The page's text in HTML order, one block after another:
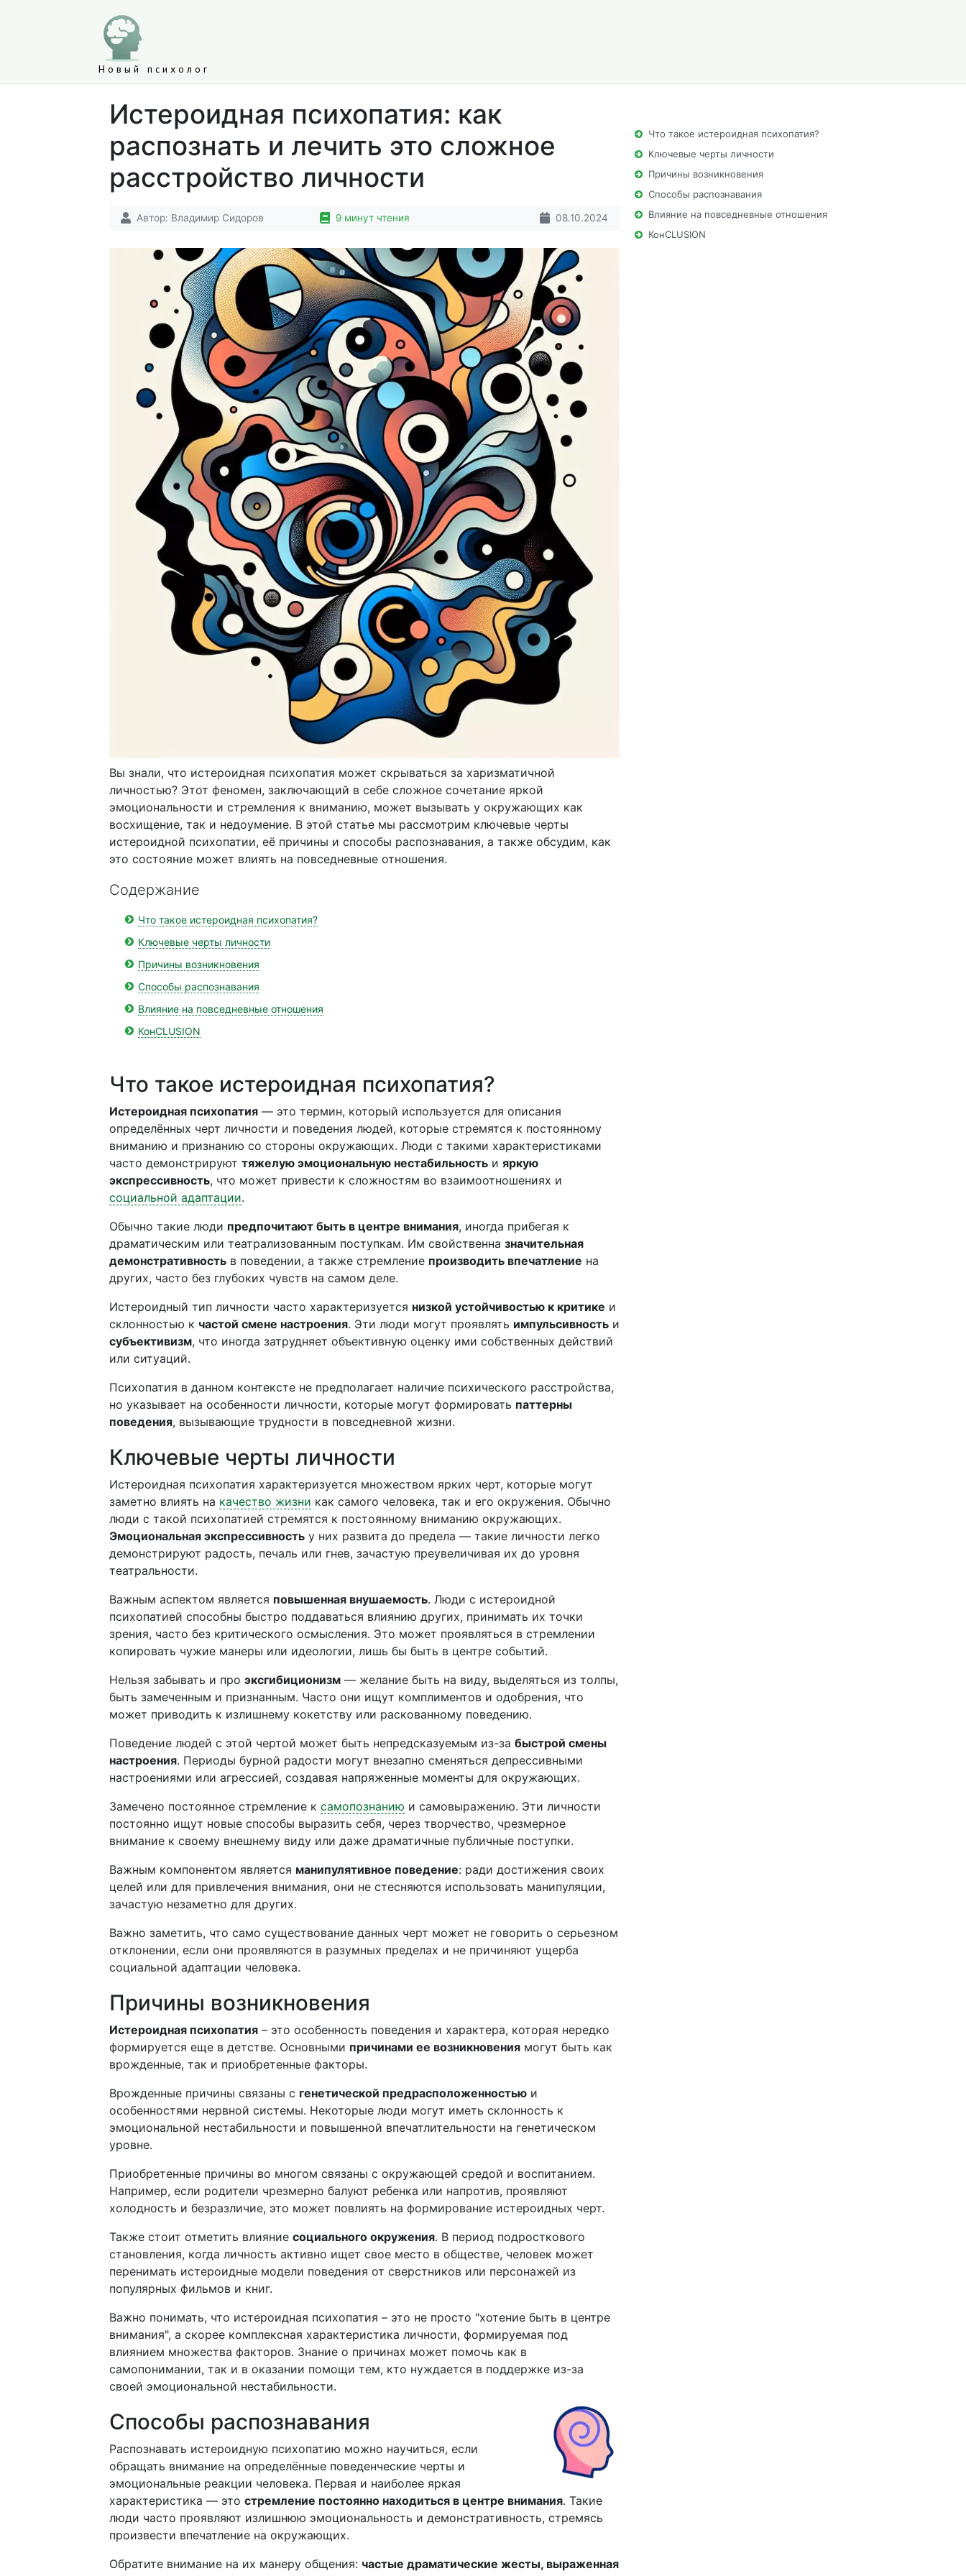
Новый психолог
Истероидная психопатия: как
распознать и лечить это сложное
расстройство личности
Автор: Владимир Сидоров 9 минут чтения 08.10.2024
Вы знали, что истероидная психопатия может скрываться за харизматичной
личностью? Этот феномен, заключающий в себе сложное сочетание яркой
эмоциональности и стремления к вниманию, может вызывать у окружающих как
восхищение, так и недоумение. В этой статье мы рассмотрим ключевые черты
истероидной психопатии, её причины и способы распознавания, а также обсудим, как
это состояние может влиять на повседневные отношения.
Содержание
Что такое истероидная психопатия?
Ключевые черты личности
Причины возникновения
Способы распознавания
Влияние на повседневные отношения
КонCLUSION
Что такое истероидная психопатия?
Истероидная психопатия — это термин, который используется для описания
определённых черт личности и поведения людей, которые стремятся к постоянному
вниманию и признанию со стороны окружающих. Люди с такими характеристиками
часто демонстрируют тяжелую эмоциональную нестабильность и яркую
экспрессивность, что может привести к сложностям во взаимоотношениях и
социальной адаптации.
Обычно такие люди предпочитают быть в центре внимания, иногда прибегая к
драматическим или театрализованным поступкам. Им свойственна значительная
демонстративность в поведении, а также стремление производить впечатление на
других, часто без глубоких чувств на самом деле.
Истероидный тип личности часто характеризуется низкой устойчивостью к критике и
склонностью к частой смене настроения. Эти люди могут проявлять импульсивность и
субъективизм, что иногда затрудняет объективную оценку ими собственных действий
или ситуаций.
Психопатия в данном контексте не предполагает наличие психического расстройства,
но указывает на особенности личности, которые могут формировать паттерны
поведения, вызывающие трудности в повседневной жизни.
Ключевые черты личности
Истероидная психопатия характеризуется множеством ярких черт, которые могут
заметно влиять на качество жизни как самого человека, так и его окружения. Обычно
люди с такой психопатией стремятся к постоянному вниманию окружающих.
Эмоциональная экспрессивность у них развита до предела — такие личности легко
демонстрируют радость, печаль или гнев, зачастую преувеличивая их до уровня
театральности.
Важным аспектом является повышенная внушаемость. Люди с истероидной
психопатией способны быстро поддаваться влиянию других, принимать их точки
зрения, часто без критического осмысления. Это может проявляться в стремлении
копировать чужие манеры или идеологии, лишь бы быть в центре событий.
Нельзя забывать и про эксгибиционизм — желание быть на виду, выделяться из толпы,
быть замеченным и признанным. Часто они ищут комплиментов и одобрения, что
может приводить к излишнему кокетству или раскованному поведению.
Поведение людей с этой чертой может быть непредсказуемым из-за быстрой смены
настроения. Периоды бурной радости могут внезапно сменяться депрессивными
настроениями или агрессией, создавая напряженные моменты для окружающих.
Замечено постоянное стремление к самопознанию и самовыражению. Эти личности
постоянно ищут новые способы выразить себя, через творчество, чрезмерное
внимание к своему внешнему виду или даже драматичные публичные поступки.
Важным компонентом является манипулятивное поведение: ради достижения своих
целей или для привлечения внимания, они не стесняются использовать манипуляции,
зачастую незаметно для других.
Важно заметить, что само существование данных черт может не говорить о серьезном
отклонении, если они проявляются в разумных пределах и не причиняют ущерба
социальной адаптации человека.
Причины возникновения
Истероидная психопатия – это особенность поведения и характера, которая нередко
формируется еще в детстве. Основными причинами ее возникновения могут быть как
врожденные, так и приобретенные факторы.
Врожденные причины связаны с генетической предрасположенностью и
особенностями нервной системы. Некоторые люди могут иметь склонность к
эмоциональной нестабильности и повышенной впечатлительности на генетическом
уровне.
Приобретенные причины во многом связаны с окружающей средой и воспитанием.
Например, если родители чрезмерно балуют ребенка или напротив, проявляют
холодность и безразличие, это может повлиять на формирование истероидных черт.
Также стоит отметить влияние социального окружения. В период подросткового
становления, когда личность активно ищет свое место в обществе, человек может
перенимать истероидные модели поведения от сверстников или персонажей из
популярных фильмов и книг.
Важно понимать, что истероидная психопатия – это не просто "хотение быть в центре
внимания", а скорее комплексная характеристика личности, формируемая под
влиянием множества факторов. Знание о причинах может помочь как в
самопонимании, так и в оказании помощи тем, кто нуждается в поддержке из-за
своей эмоциональной нестабильности.
Способы распознавания
Распознавать истероидную психопатию можно научиться, если
обращать внимание на определённые поведенческие черты и
эмоциональные реакции человека. Первая и наиболее яркая
характеристика — это стремление постоянно находиться в центре внимания. Такие
люди часто проявляют излишнюю эмоциональность и демонстративность, стремясь
произвести впечатление на окружающих.
Обратите внимание на их манеру общения: частые драматические жесты, выраженная
Что такое истероидная психопатия?
Ключевые черты личности
Причины возникновения
Способы распознавания
Влияние на повседневные отношения
КонCLUSION